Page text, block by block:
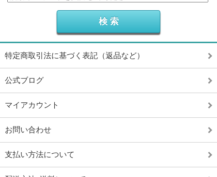
特定商取引法に基づく表記（返品など）
公式ブログ
マイアカウント
お問い合わせ
支払い方法について